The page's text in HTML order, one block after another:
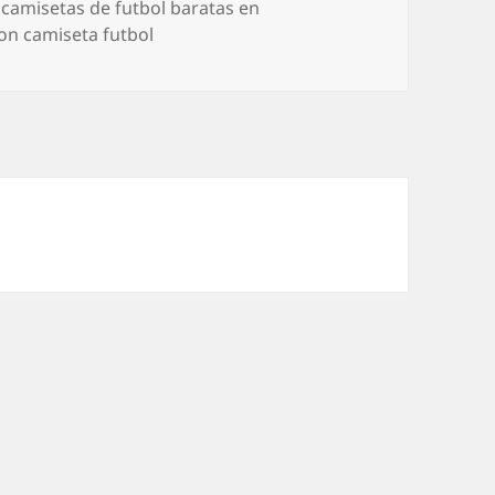
Etiquetas
camisetas de futbol baratas en
camiseta futbol